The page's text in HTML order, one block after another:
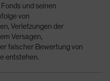
Fonds und seinen
von
Verletzungen der
Versagen,
falscher Bewertung von
entstehen.